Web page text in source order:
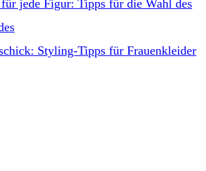
jede Figur: Tipps für die Wahl des
Styling-Tipps für Frauenkleider